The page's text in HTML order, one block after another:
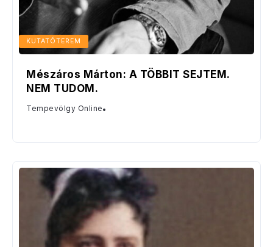
KUTATÓTEREM
Mészáros Márton: A TÖBBIT SEJTEM.
NEM TUDOM.
Tempevölgy Online